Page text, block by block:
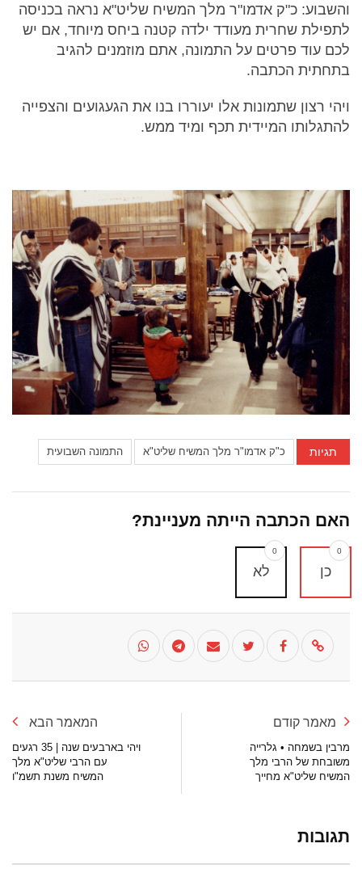
והשבוע: כ"ק אדמו"ר מלך המשיח שליט"א נראה בכניסה
לתפילת שחרית מעודד ילדה קטנה ביחס מיוחד, אם יש
לכם עוד פרטים על התמונה, אתם מוזמנים להגיב
בתחתית הכתבה.
ויהי רצון שתמונות אלו יעוררו בנו את הגעגועים והצפייה
להתגלותו המיידית תכף ומיד ממש.
תגיות כ"ק אדמו"ר מלך המשיח שליט"א התמונה השבועית
האם הכתבה הייתה מעניינת?
כן
0
לא
0
מאמר קודם
מרבין בשמחה • גלרייה
משובחת של הרבי מלך
המשיח שליט"א מחייך
המאמר הבא
ויהי בארבעים שנה | 35 רגעים
עם הרבי שליט"א מלך
המשיח משנת תשמ"ו
תגובות